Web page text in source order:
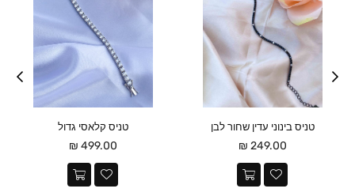
טניס בינוני עדין שחור לבן
מחיר
249.00 ₪
טניס קלאסי גדול
מחיר
499.00 ₪